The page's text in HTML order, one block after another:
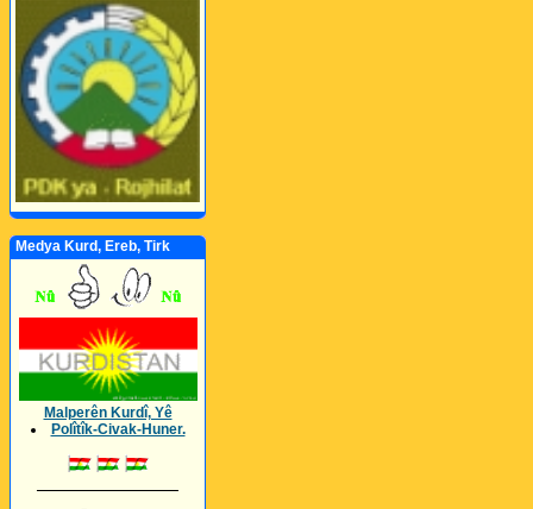
Medya Kurd, Ereb, Tirk
Malperên Kurdî, Yê
Polîtîk-Civak-Huner.